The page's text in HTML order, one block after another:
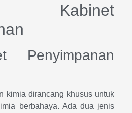
Kabinet
Penyimpanan
kimia dirancang khusus untuk
berbahaya. Ada dua jenis